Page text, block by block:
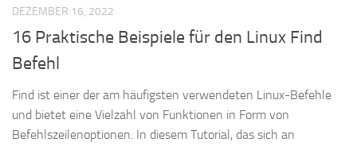
DEZEMBER 16, 2022
16 Praktische Beispiele für den Linux Find
Befehl
Find ist einer der am häufigsten verwendeten Linux-Befehle
und bietet eine Vielzahl von Funktionen in Form von
Befehlszeilenoptionen. In diesem Tutorial, das sich an